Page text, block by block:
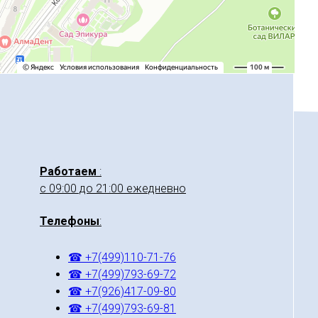
☎ +7(499)110-71-76
☎ +7(499)793-69-72
☎ +7(926)417-09-80
☎ +7(499)793-69-81
Телефоны:
Работаем :
с 09:00 до 21:00 ежедневно